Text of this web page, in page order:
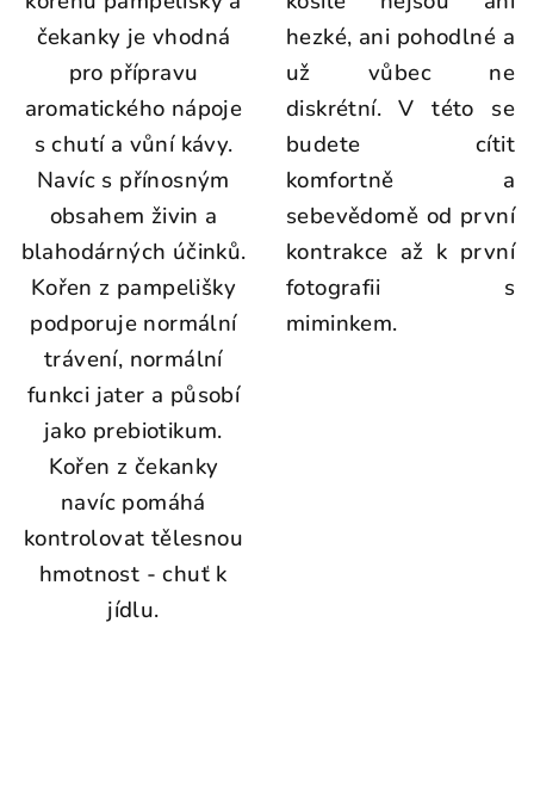
čekanky je vhodná
pro přípravu
aromatického nápoje
s chutí a vůní kávy.
Navíc s přínosným
obsahem živin a
blahodárných účinků.
Kořen z pampelišky
podporuje normální
trávení, normální
funkci jater a působí
jako prebiotikum.
Kořen z čekanky
navíc pomáhá
kontrolovat tělesnou
hmotnost - chuť k
jídlu.
hezké, ani pohodlné a
už vůbec ne
diskrétní. V této se
budete cítit
komfortně a
sebevědomě od první
kontrakce až k první
fotografii s
miminkem.